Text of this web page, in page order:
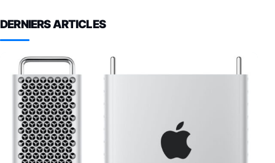
DERNIERS ARTICLES